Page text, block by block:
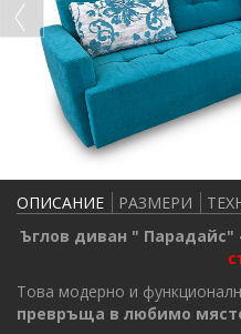
ОПИСАНИЕ РАЗМЕРИ
Ъглов диван " Парадайс"
Това модерно и
превръща в любимо